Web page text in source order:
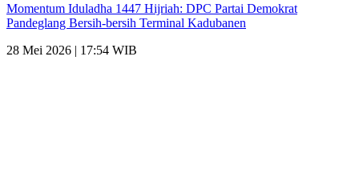
Momentum Iduladha 1447 Hijriah: DPC Partai Demokrat
Pandeglang Bersih-bersih Terminal Kadubanen
28 Mei 2026 | 17:54 WIB